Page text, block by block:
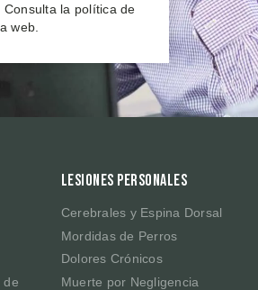
la política de
web.
de
Lesiones Personales
Cerebrales y Espina Dorsal
Mordidas de Perros
Dolores Crónicos
Muerte por Negligencia